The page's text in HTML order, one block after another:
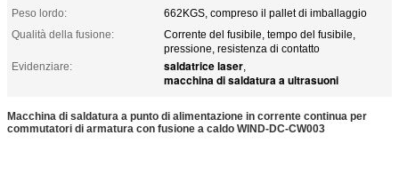
Peso lordo:
662KGS, compreso il pallet di imballaggio
Qualità della fusione:
Corrente del fusibile, tempo del fusibile,
pressione, resistenza di contatto
Evidenziare:
saldatrice laser,
macchina di saldatura a ultrasuoni
Macchina di saldatura a punto di alimentazione in corrente continua per
commutatori di armatura con fusione a caldo WIND-DC-CW003